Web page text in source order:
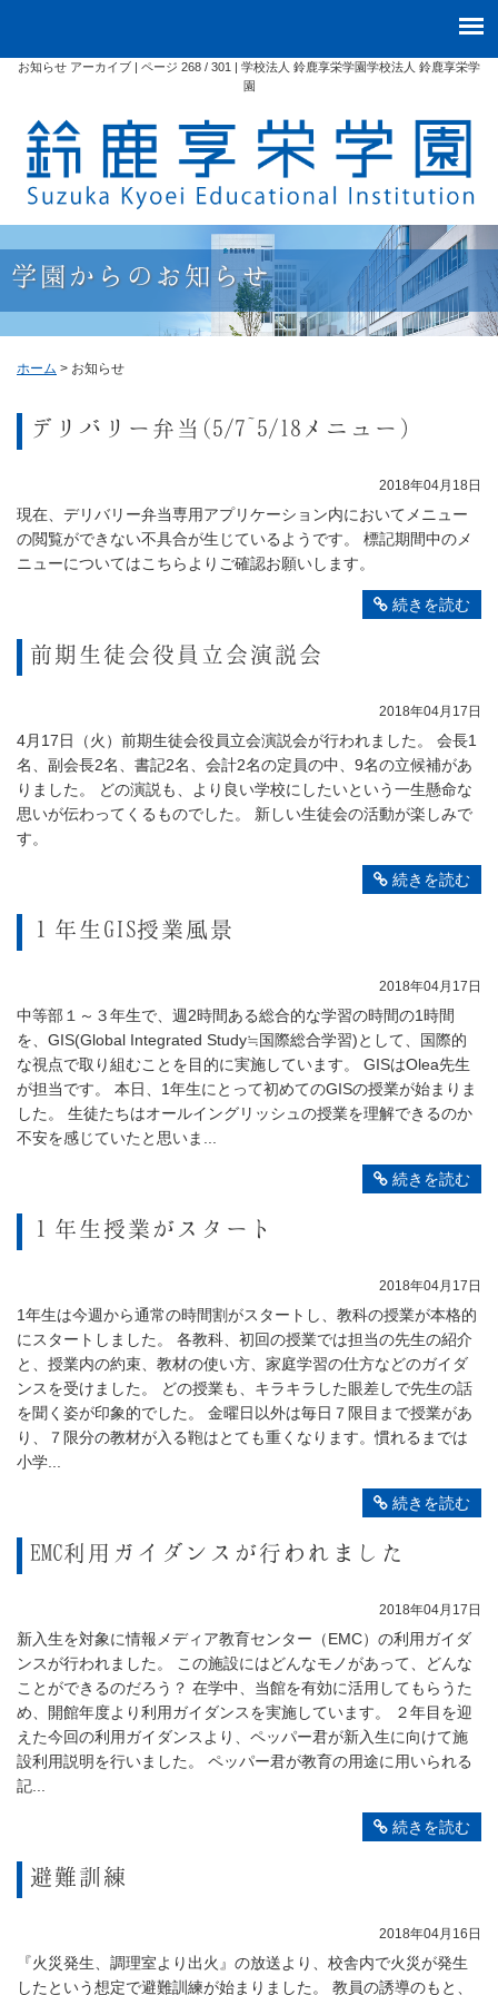
お知らせ アーカイブ | ページ 268 / 301 | 学校法人 鈴鹿享栄学園学校法人 鈴鹿享栄学
園
学園からのお知らせ
ホーム > お知らせ
デリバリー弁当(5/7~5/18メニュー)
2018年04月18日
現在、デリバリー弁当専用アプリケーション内においてメニュー
の閲覧ができない不具合が生じているようです。 標記期間中のメ
ニューについてはこちらよりご確認お願いします。
続きを読む
前期生徒会役員立会演説会
2018年04月17日
4月17日（火）前期生徒会役員立会演説会が行われました。 会長1
名、副会長2名、書記2名、会計2名の定員の中、9名の立候補があ
りました。 どの演説も、より良い学校にしたいという一生懸命な
思いが伝わってくるものでした。 新しい生徒会の活動が楽しみで
す。
続きを読む
１年生GIS授業風景
2018年04月17日
中等部１～３年生で、週2時間ある総合的な学習の時間の1時間
を、GIS(Global Integrated Study≒国際総合学習)として、国際的
な視点で取り組むことを目的に実施しています。 GISはOlea先生
が担当です。 本日、1年生にとって初めてのGISの授業が始まりま
した。 生徒たちはオールイングリッシュの授業を理解できるのか
不安を感じていたと思いま...
続きを読む
１年生授業がスタート
2018年04月17日
1年生は今週から通常の時間割がスタートし、教科の授業が本格的
にスタートしました。 各教科、初回の授業では担当の先生の紹介
と、授業内の約束、教材の使い方、家庭学習の仕方などのガイダ
ンスを受けました。 どの授業も、キラキラした眼差しで先生の話
を聞く姿が印象的でした。 金曜日以外は毎日７限目まで授業があ
り、７限分の教材が入る鞄はとても重くなります。慣れるまでは
小学...
続きを読む
EMC利用ガイダンスが行われました
2018年04月17日
新入生を対象に情報メディア教育センター（EMC）の利用ガイダ
ンスが行われました。 この施設にはどんなモノがあって、どんな
ことができるのだろう？ 在学中、当館を有効に活用してもらうた
め、開館年度より利用ガイダンスを実施しています。 ２年目を迎
えた今回の利用ガイダンスより、ペッパー君が新入生に向けて施
設利用説明を行いました。 ペッパー君が教育の用途に用いられる
記...
続きを読む
避難訓練
2018年04月16日
『火災発生、調理室より出火』の放送より、校舎内で火災が発生
したという想定で避難訓練が始まりました。 教員の誘導のもと、